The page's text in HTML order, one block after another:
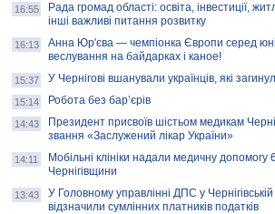
AB InBev Efes Україна підтримала
навчальний проєкт "Молодіжна бізнес-
школа", спрямований на розвиток
підприємництва у Чернігівській області
Золота тварина: видання Forbes
написало про чернігівця Патрона: хто і
скільки на ньому заробляє? І куди
витрачають?
16:55
Рада громад області: освіта, інвестиції,
інші важливі питання розвитку
16:13
Анна Юр'єва — чемпіонка Європи серед
веслування на байдарках і каное!
15:37 У Чернігові вшанували українців, які
15:14 Робота без бар’єрів
14:43
Президент присвоїв шістьом медикам
звання «Заслужений лікар України»
14:11
Мобільні клініки надали медичну
Чернігівщини
13:43
У Головному управлінні ДПС у Чернігівській
відзначили сумлінних платників податків